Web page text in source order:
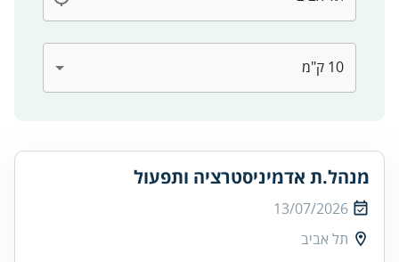
מנהל.ת אדמיניסטרציה ותפעול
13/07/2026
תל אביב